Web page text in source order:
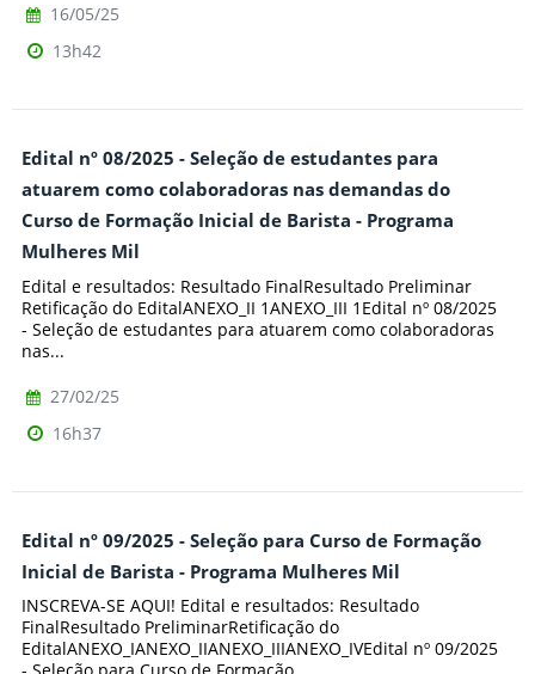
16/05/25
13h42
Edital nº 08/2025 - Seleção de estudantes para
atuarem como colaboradoras nas demandas do
Curso de Formação Inicial de Barista - Programa
Mulheres Mil
Edital e resultados: Resultado FinalResultado Preliminar
Retificação do EditalANEXO_II 1ANEXO_III 1Edital nº 08/2025
- Seleção de estudantes para atuarem como colaboradoras
nas...
27/02/25
16h37
Edital nº 09/2025 - Seleção para Curso de Formação
Inicial de Barista - Programa Mulheres Mil
INSCREVA-SE AQUI! Edital e resultados: Resultado
FinalResultado PreliminarRetificação do
EditalANEXO_IANEXO_IIANEXO_IIIANEXO_IVEdital nº 09/2025